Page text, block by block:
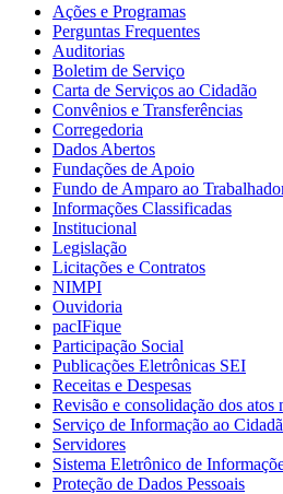
Ações e Programas
Perguntas Frequentes
Auditorias
Boletim de Serviço
Carta de Serviços ao Cidadão
Convênios e Transferências
Corregedoria
Dados Abertos
Fundações de Apoio
Fundo de Amparo ao
Informações Classificadas
Institucional
Legislação
Licitações e Contratos
NIMPI
Ouvidoria
pacIFique
Participação Social
Publicações Eletrônicas SEI
Receitas e Despesas
Revisão e consolidação dos atos
Serviço de Informação ao
Servidores
Sistema Eletrônico de
Proteção de Dados Pessoais